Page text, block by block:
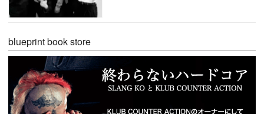
blueprint book store